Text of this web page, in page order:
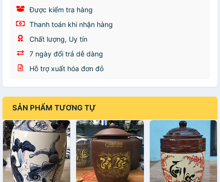
Được kiểm tra hàng
Thanh toán khi nhận hàng
Chất lượng, Uy tín
7 ngày đổi trả dễ dàng
Hỗ trợ xuất hóa đơn đỏ
SẢN PHẨM TƯƠNG TỰ